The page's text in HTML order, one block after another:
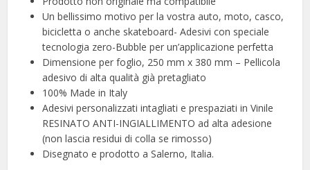
Un bellissimo motivo per la vostra auto, moto, casco,
bicicletta o anche skateboard- Adesivi con speciale
tecnologia zero-Bubble per un’applicazione perfetta
Dimensione per foglio, 250 mm x 380 mm – Pellicola
adesivo di alta qualità già pretagliato
100% Made in Italy
Adesivi personalizzati intagliati e prespaziati in Vinile
RESINATO ANTI-INGIALLIMENTO ad alta adesione
(non lascia residui di colla se rimosso)
Disegnato e prodotto a Salerno, Italia.